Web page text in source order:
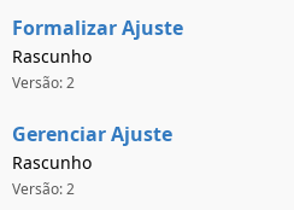
Formalizar Ajuste
Rascunho
Versão: 2
Gerenciar Ajuste
Rascunho
Versão: 2